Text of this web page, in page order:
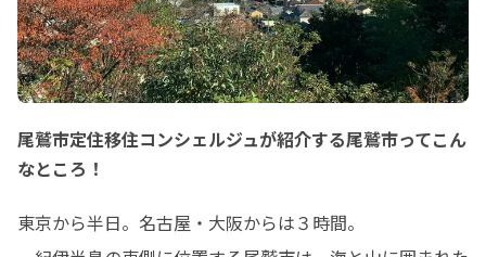
尾鷲市定住移住コンシェルジュが紹介する尾鷲市ってこん
なところ！
東京から半日。名古屋・大阪からは３時間。